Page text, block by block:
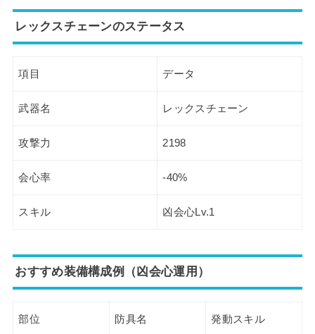
レックスチェーンのステータス
項目 データ
武器名 レックスチェーン
攻撃力 2198
会心率 -40%
スキル 凶会心Lv.1
おすすめ装備構成例（凶会心運用）
部位 防具名 発動スキル